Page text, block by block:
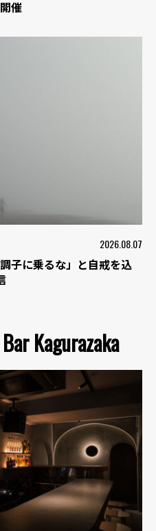
催
2026.08.07
子に乗るな」と自戒を込
Kagurazaka